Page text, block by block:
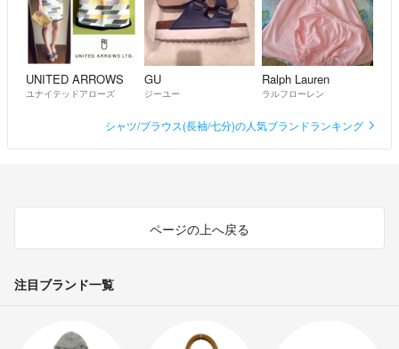
UNITED ARROWS
ユナイテッドアローズ
GU
ジーユー
Ralph Lauren
ラルフローレン
シャツ/ブラウス(長袖/七分)の人気ブランドランキング
ページの上へ戻る
注目ブランド一覧